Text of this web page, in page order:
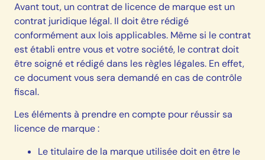
Avant tout, uncontrat de licence de marqueest un
contrat juridique légal. Il doit être rédigé
conformément aux lois applicables. Même si le contrat
est établi entre vous et votre société, le contrat doit
être soigné et rédigé dans les règles légales. En effet,
ce document vous sera demandé en cas de contrôle
fiscal.
Les éléments à prendre en compte pour réussir sa
licence de marque :
Le titulaire de la marque utilisée doit en être le